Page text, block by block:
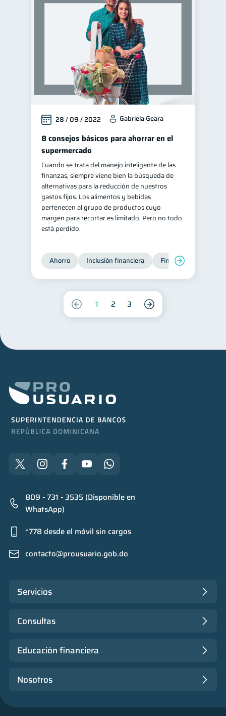
28 / 09 / 2022 Gabriela Geara
8 consejos básicos para ahorrar en el
supermercado
Cuando se trata del manejo inteligente de las
finanzas, siempre viene bien la búsqueda de
alternativas para la reducción de nuestros
gastos fijos. Los alimentos y bebidas
pertenecen al grupo de productos cuyo
margen para recortar es limitado. Pero no todo
está perdido.
Ahorro Inclusión financiera Finanzas para jóvenes
1 2 3
809 - 731 - 3535 (Disponible en
WhatsApp)
*778 desde el móvil sin cargos
contacto@prousuario.gob.do
Servicios
Consultas
Educación financiera
Nosotros